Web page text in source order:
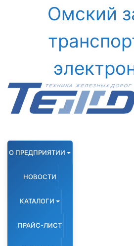
Омский
О ПРЕДПРИЯТИИ
НОВОСТИ
КАТАЛОГИ
ПРАЙС-ЛИСТ